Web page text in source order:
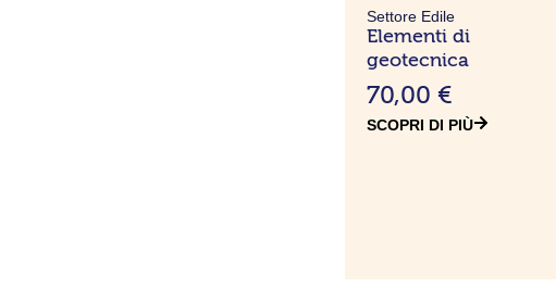
Settore Edile
Elementi di
geotecnica
70,00 €
SCOPRI DI PIÙ